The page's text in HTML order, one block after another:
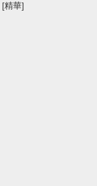
[精華]